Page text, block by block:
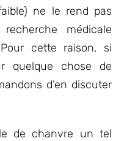
ne le rend pas
médicale
cette raison, si
quelque chose de
d’en discuter
de chanvre un tel